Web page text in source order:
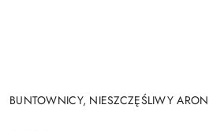
BUNTOWNICY, NIESZCZĘŚLIWY